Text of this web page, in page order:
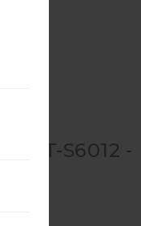
GT-S6012 -